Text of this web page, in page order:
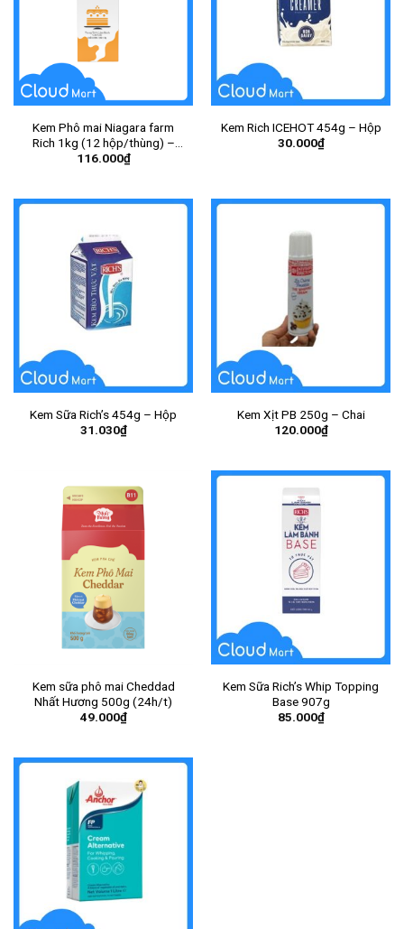
Kem Phô mai Niagara farm
Rich 1kg (12 hộp/thùng) –
Hộp
116.000₫
Kem Rich ICEHOT 454g – Hộp
30.000₫
Kem Sữa Rich’s 454g – Hộp
31.030₫
Kem Xịt PB 250g – Chai
120.000₫
Kem sữa phô mai Cheddad
Nhất Hương 500g (24h/t)
49.000₫
Kem Sữa Rich’s Whip Topping
Base 907g
85.000₫